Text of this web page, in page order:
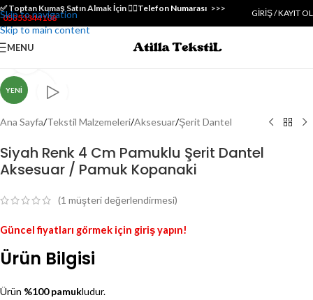
Skip to navigation
Skip to main content
✅️ Toptan Kumaş Satın Almak İçin 👇🏻Telefon Numarası >>>
05353344108
GIRIŞ / KAYIT OL
MENU
YENI
Ana Sayfa/Tekstil Malzemeleri/Aksesuar/Şerit Dantel
Siyah Renk 4 Cm Pamuklu Şerit Dantel
Aksesuar / Pamuk Kopanaki
(1 müşteri değerlendirmesi)
Güncel fiyatları görmek için giriş yapın!
Ürün Bilgisi
Ürün %100 pamukludur.